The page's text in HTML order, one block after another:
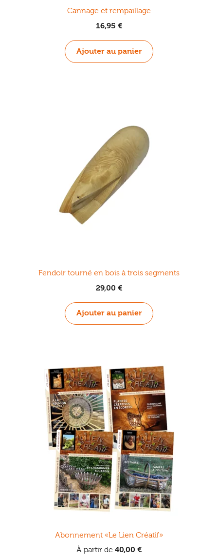
Cannage et rempaillage
16,95 €
Ajouter au panier
Fendoir tourné en bois à trois segments
29,00 €
Ajouter au panier
Abonnement «Le Lien Créatif»
À partir de 40,00 €